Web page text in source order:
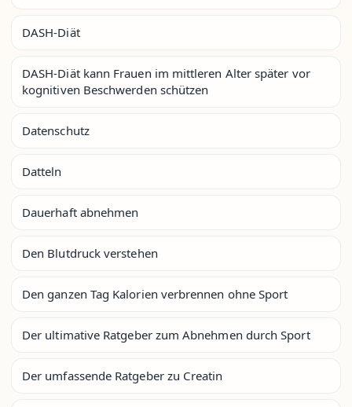
DASH-Diät
DASH-Diät kann Frauen im mittleren Alter später vor
kognitiven Beschwerden schützen
Datenschutz
Datteln
Dauerhaft abnehmen
Den Blutdruck verstehen
Den ganzen Tag Kalorien verbrennen ohne Sport
Der ultimative Ratgeber zum Abnehmen durch Sport
Der umfassende Ratgeber zu Creatin